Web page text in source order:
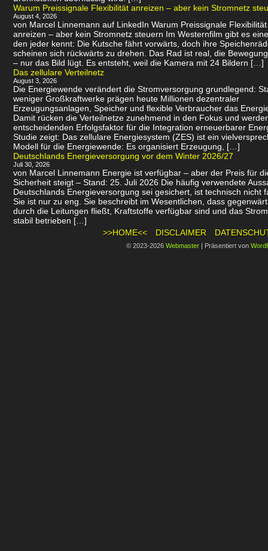
Warum Preissignale Flexibilität anreizen – aber kein Stromnetz
August 4, 2026
von Marcel Linnemann auf LinkedIn Warum Preissignale Flexibilität
anreizen – aber kein Stromnetz steuern Im Westernfilm gibt es
den jeder kennt: Die Kutsche fährt vorwärts, doch ihre
scheinen sich rückwärts zu drehen. Das Rad ist real, die
– nur das Bild lügt. Es entsteht, weil die Kamera mit 24 Bildern […]
Das zellulare Verteilnetz
August 3, 2026
Die Energiewende verändert die Stromversorgung grundlegend:
weniger Großkraftwerke prägen heute Millionen dezentraler
Erzeugungsanlagen, Speicher und flexible Verbraucher das
Damit rücken die Verteilnetze zunehmend in den Fokus und
entscheidenden Erfolgsfaktor für die Integration erneuerbarer
Studie zeigt: Das zellulare Energiesystem (ZES) ist ein
Modell für die Energiewende: Es organisiert Erzeugung, […]
Deutschlands Energieversorgung vor dem Winter 2026/27
Juli 30, 2026
von Marcel Linnemann Energie ist verfügbar – aber der Preis für
Sicherheit steigt – Stand: 25. Juli 2026 Die häufig verwendete
Deutschlands Energieversorgung sei gesichert, ist technisch nicht
Sie ist nur zu eng. Sie beschreibt im Wesentlichen, dass
durch die Leitungen fließt, Kraftstoffe verfügbar sind und das
stabil betrieben […]
>>HOME<<
DISCLAIMER
© 2023-2026 Webmaster | Präsentiert von